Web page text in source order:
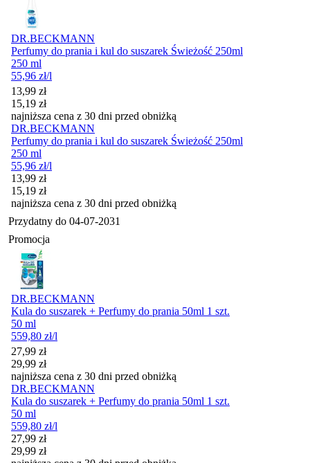
DR.BECKMANN
Perfumy do prania i kul do suszarek Świeżość 250ml
250 ml
55,96 zł/l
Cena promocyjna
13,99 zł
15,19 zł
najniższa cena z 30 dni przed obniżką
DR.BECKMANN
Perfumy do prania i kul do suszarek Świeżość 250ml
250 ml
55,96 zł/l
Cena promocyjna
13,99 zł
15,19 zł
najniższa cena z 30 dni przed obniżką
Przydatny do 04-07-2031
Promocja
DR.BECKMANN
Kula do suszarek + Perfumy do prania 50ml 1 szt.
50 ml
559,80 zł/l
Cena promocyjna
27,99 zł
29,99 zł
najniższa cena z 30 dni przed obniżką
DR.BECKMANN
Kula do suszarek + Perfumy do prania 50ml 1 szt.
50 ml
559,80 zł/l
Cena promocyjna
27,99 zł
29,99 zł